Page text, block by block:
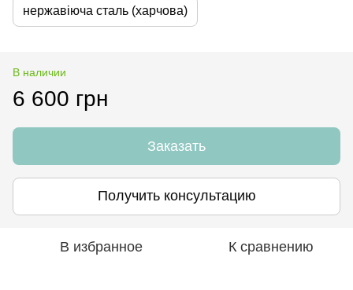
нержавіюча сталь (харчова)
В наличии
6 600 грн
Заказать
Получить консультацию
В избранное К сравнению